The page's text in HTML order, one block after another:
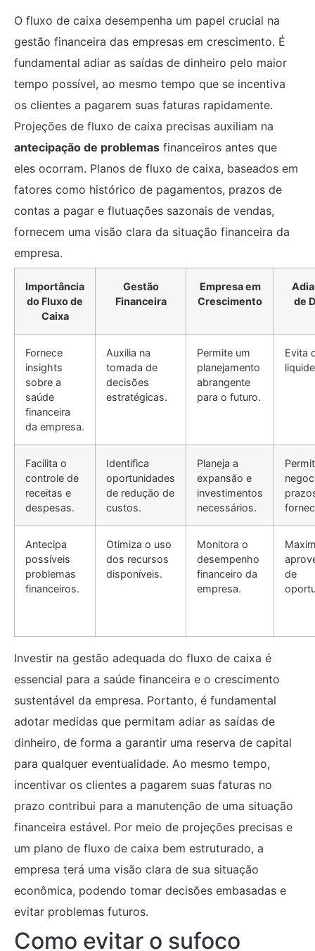
O fluxo de caixa desempenha um papel crucial na
gestão financeira das empresas em crescimento. É
fundamental adiar as saídas de dinheiro pelo maior
tempo possível, ao mesmo tempo que se incentiva
os clientes a pagarem suas faturas rapidamente.
Projeções de fluxo de caixa precisas auxiliam na
antecipação de problemas financeiros antes que
eles ocorram. Planos de fluxo de caixa, baseados em
fatores como histórico de pagamentos, prazos de
contas a pagar e flutuações sazonais de vendas,
fornecem uma visão clara da situação financeira da
empresa.
Importância
do Fluxo de
Caixa
Gestão
Financeira
Empresa em
Crescimento
de
Fornece
insights
sobre a
saúde
financeira
da empresa.
Auxilia na
tomada de
decisões
estratégicas.
Permite um
planejamento
abrangente
para o futuro.
Evita
Facilita o
controle de
receitas e
despesas.
Identifica
oportunidades
de redução de
custos.
Planeja a
expansão e
investimentos
necessários.
Antecipa
possíveis
problemas
financeiros.
Otimiza o uso
dos recursos
disponíveis.
Monitora o
desempenho
financeiro da
empresa.
de
Investir na gestão adequada do fluxo de caixa é
essencial para a saúde financeira e o crescimento
sustentável da empresa. Portanto, é fundamental
adotar medidas que permitam adiar as saídas de
dinheiro, de forma a garantir uma reserva de capital
para qualquer eventualidade. Ao mesmo tempo,
incentivar os clientes a pagarem suas faturas no
prazo contribui para a manutenção de uma situação
financeira estável. Por meio de projeções precisas e
um plano de fluxo de caixa bem estruturado, a
empresa terá uma visão clara de sua situação
econômica, podendo tomar decisões embasadas e
evitar problemas futuros.
Como evitar o sufoco